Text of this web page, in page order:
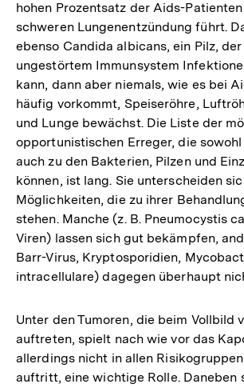
hohen Prozentsatz der Aids-
schweren Lungenentzündung führt.
ebenso Candida albicans, ein Pilz,
ungestörtem Immunsystem
kann, dann aber niemals, wie es bei
häufig vorkommt, Speiseröhre,
und Lunge bewächst. Die Liste der
opportunistischen Erreger, die
auch zu den Bakterien, Pilzen und
können, ist lang. Sie unterscheiden
Möglichkeiten, die zu ihrer
stehen. Manche (z. B. Pneumocystis
Viren) lassen sich gut bekämpfen,
Barr-Virus, Kryptosporidien,
intracellulare) dagegen überhaupt
Unter den Tumoren, die beim Vollbild
auftreten, spielt nach wie vor das
allerdings nicht in allen
auftritt, eine wichtige Rolle. Daneben